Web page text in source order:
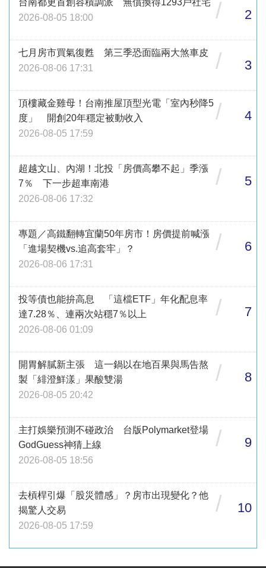
台南都更首創容積調派 無償換得1293戶社宅
2026-08-05 18:00
/ 2
七月房市買氣復甦 第三季恐面臨兩大煞車皮
2026-08-06 17:31
/ 3
頂樓藏金雞母！台南推屋頂型光電「室內秒降5
度」 開創20年穩定被動收入
2026-08-05 17:59
/ 4
超越文山、內湖！北投「房價高攀不起」季漲
7％ 下一步超車南港
2026-08-06 17:32
/ 5
專題／高鐵翻轉宜蘭50年房市！房價提前喊漲
「進場契機vs.追高套牢」？
2026-08-06 17:31
/ 6
投等債也能拚高息 「這檔ETF」年化配息率
達7.28％、連兩次站穩7％以上
2026-08-06 01:09
/ 7
開胃解膩新主張 這一鍋以在地百果與馬告熬
製「緋澄鮮漾」果酸雙湯
2026-08-05 20:42
/ 8
主打娛樂預測不碰政治 台版Polymarket登場
GodGuess神猜上線
2026-08-05 18:56
/ 9
去槓桿引爆「股災體感」？房市出現變化？他
揭驚人交易
2026-08-05 17:59
/ 10